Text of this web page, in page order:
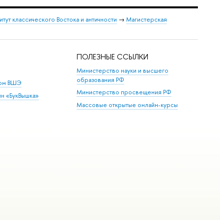
классического Востока и античности → Магистерская
ВШЭ
«БукВышка»
ПОЛЕЗНЫЕ ССЫЛКИ
Министерство науки и высшего
образования РФ
Министерство просвещения РФ
Массовые открытые онлайн-курсы